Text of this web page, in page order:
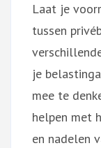
Laat je
tussen
je
mee te
helpen met
en nadelen